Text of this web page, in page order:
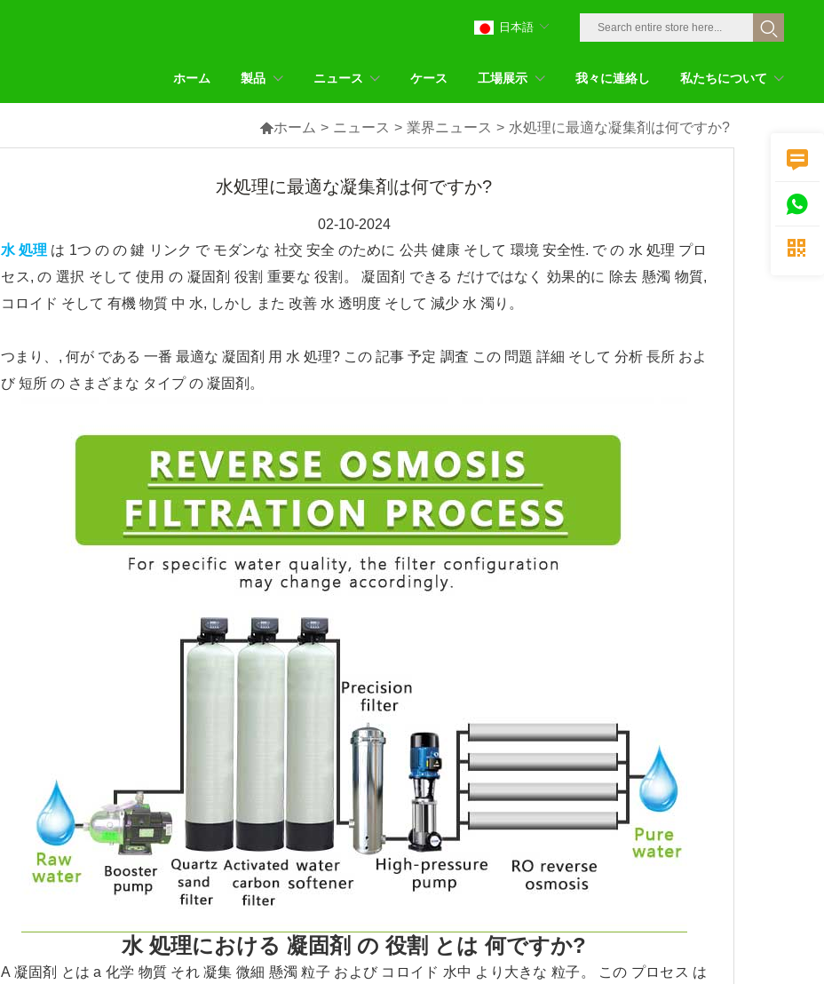
ホーム 製品 ニュース ケース 工場展示 我々に連絡し 私たちについて
日本語
ホーム > ニュース > 業界ニュース > 水処理に最適な凝集剤は何ですか?
水処理に最適な凝集剤は何ですか?
02-10-2024
水 処理 は 1つ の の 鍵 リンク で モダンな 社交 安全 のために 公共 健康 そして 環境 安全性. で の 水 処理 プロ
セス, の 選択 そして 使用 の 凝固剤 役割 重要な 役割。 凝固剤 できる だけではなく 効果的に 除去 懸濁 物質,
コロイド そして 有機 物質 中 水, しかし また 改善 水 透明度 そして 減少 水 濁り。
つまり、, 何が である 一番 最適な 凝固剤 用 水 処理? この 記事 予定 調査 この 問題 詳細 そして 分析 長所 およ
び 短所 の さまざまな タイプ の 凝固剤。
水 処理における 凝固剤 の 役割 とは 何ですか?
A 凝固剤 とは a 化学 物質 それ 凝集 微細 懸濁 粒子 および コロイド 水中 より大きな 粒子。 この プロセス は


